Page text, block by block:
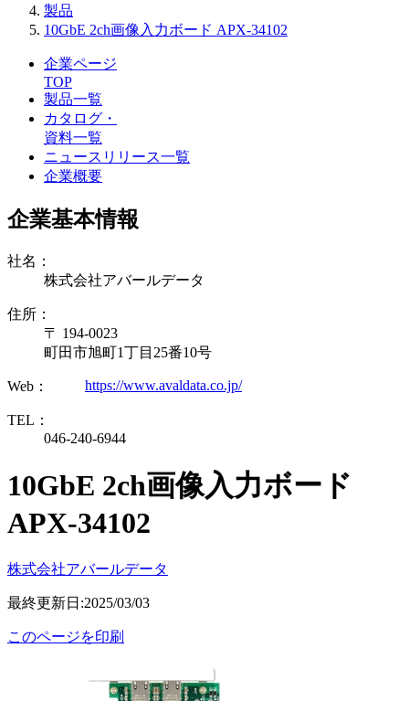
製品
10GbE 2ch画像入力ボード APX-34102
企業ページ
TOP
製品一覧
カタログ・
資料一覧
ニュースリリース一覧
企業概要
企業基本情報
社名：
株式会社アバールデータ
住所：
〒 194-0023
町田市旭町1丁目25番10号
Web： https://www.avaldata.co.jp/
TEL：
046-240-6944
10GbE 2ch画像入力ボード
APX-34102
株式会社アバールデータ
最終更新日:2025/03/03
このページを印刷